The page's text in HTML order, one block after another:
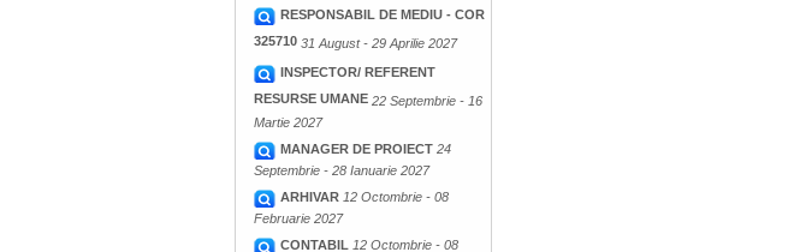
RESPONSABIL DE MEDIU - COR
325710 31 August - 29 Aprilie 2027
INSPECTOR/ REFERENT
RESURSE UMANE 22 Septembrie - 16
Martie 2027
MANAGER DE PROIECT 24
Septembrie - 28 Ianuarie 2027
ARHIVAR 12 Octombrie - 08
Februarie 2027
CONTABIL 12 Octombrie - 08